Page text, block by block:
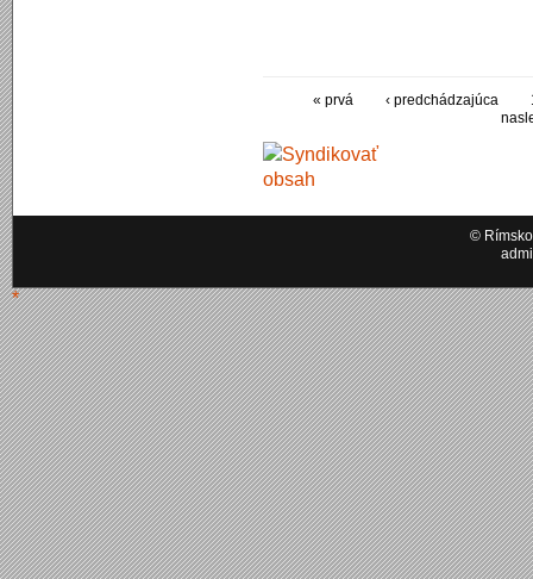
« prvá ‹ predchádzajúca
©
*